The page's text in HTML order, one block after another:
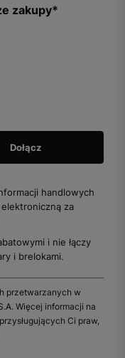
zakupy*
handlowych
elektroniczną za
i nie łączy
i brelokami.
przetwarzanych w
Więcej informacji na
Ci praw,